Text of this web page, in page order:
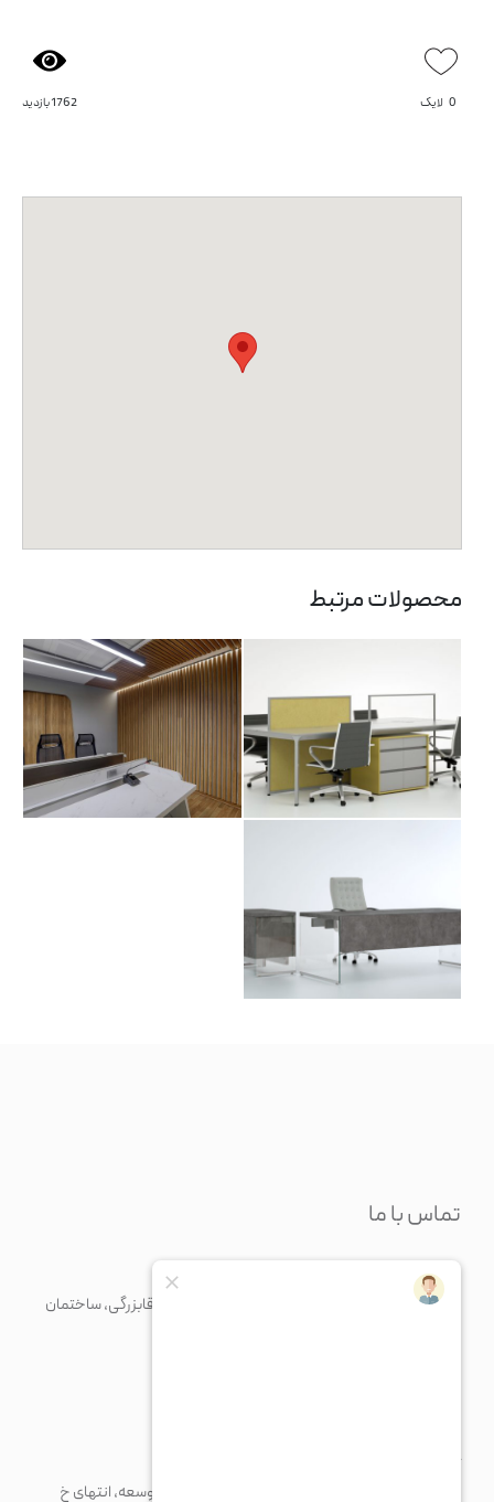
0 لایک 1762 بازدید
محصولات مرتبط
میز کارگروهی داویت دیوارکوب
میز مدیریت بلونی
تماس با ما
دفتر مرکزی
تهران، خیابان مرتضی فیاضی (فرشته)، روبرو خیابان آقابزرگی، ساختمان
شهرک صنعتی پرند، خیابان فن آوری جنوبی، میدان توسعه، انتهای خ